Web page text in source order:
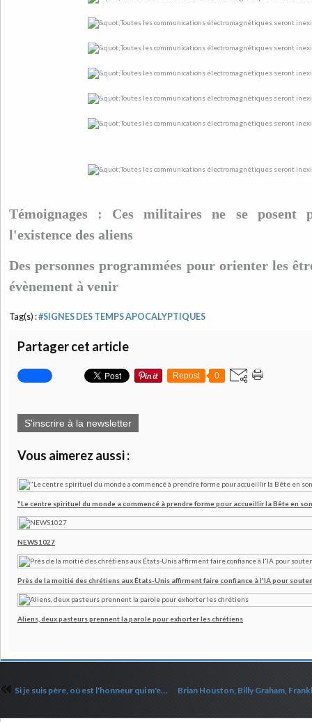
Témoignages : Ces militaires ne se posent
l'existence des aliens
Des personnes programmées pour orienter les
évènement à venir
Tag(s) :#SIGNES DES TEMPS APOCALYPTIQUES
Partager cet article
Repost 0
S'inscrire à la newsletter
Vous aimerez aussi :
"Le centre spirituel du monde a commencé à prendre forme pour accueillir la Bête en
NEWS1027
Près de la moitié des chrétiens aux États-Unis affirment faire confiance à l'IA pour
Aliens, deux pasteurs prennent la parole pour exhorter les chrétiens
Si je suis père, où est l'honneur qui m'est dû ? Si je suis maître, où est la crainte qu'on a de moi ?